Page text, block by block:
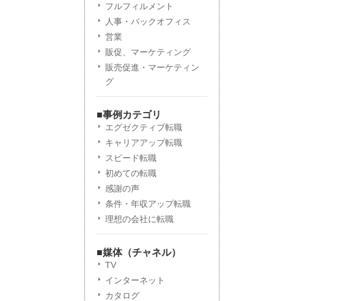
フルフィルメント
人事・バックオフィス
営業
販促、マーケティング
販売促進・マーケティン
グ
■事例カテゴリ
エグゼクティブ転職
キャリアアップ転職
スピード転職
初めての転職
感謝の声
条件・年収アップ転職
理想の会社に転職
■媒体（チャネル）
TV
インターネット
カタログ